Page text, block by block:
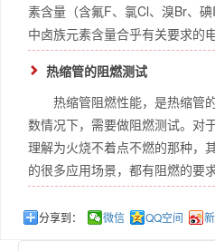
素含量（含氟F、氯Cl、溴Br、
中卤族元素含量合乎有关要求的
热缩管的阻燃测试
热缩管阻燃性能，是热缩管
数情况下，需要做阻燃测试。对
理解为火烧不着点不燃的那种，
的很多应用场景，都有阻燃的要
分享到： 微信 QQ空间